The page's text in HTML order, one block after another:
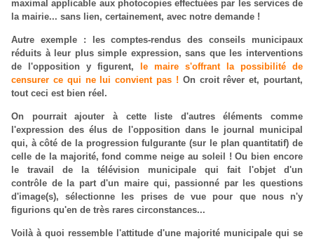
maximal applicable aux photocopies effectuées par les services de
la mairie... sans lien, certainement, avec notre demande !
Autre exemple : les comptes-rendus des conseils municipaux
réduits à leur plus simple expression, sans que les interventions
de l'opposition y figurent,
le maire s'offrant la possibilité de
censurer ce qui ne lui convient pas ! On croit rêver et, pourtant,
tout ceci est bien réel.
On pourrait ajouter à cette liste d'autres éléments comme
l'expression des élus de l'opposition dans le journal municipal
qui, à côté de la progression fulgurante (sur le plan quantitatif) de
celle de la majorité, fond comme neige au soleil ! Ou bien encore
le travail de la télévision municipale qui fait l'objet d'un
contrôle de la part d'un maire qui, passionné par les questions
d'image(s), sélectionne les prises de vue pour que nous n'y
figurions qu'en de très rares circonstances...
Voilà à quoi ressemble l'attitude d'une majorité municipale qui se